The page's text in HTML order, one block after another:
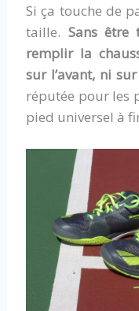
Si ça touche de
taille. Sans
remplir la
sur l’avant, ni
réputée pour les
pied universel à